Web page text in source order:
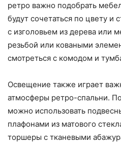
ретро важно подобрать
будут сочетаться по цвету и
с изголовьем из дерева или
резьбой или коваными
смотреться с комодом и
Освещение также играет
атмосферы ретро-спальни.
можно использовать
плафонами из матового
торшеры с тканевыми